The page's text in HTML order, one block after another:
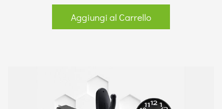
Aggiungi al Carrello